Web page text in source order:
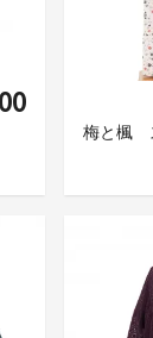
梅と楓